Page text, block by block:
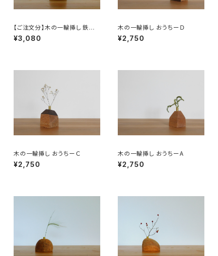
【ご注文分】木の一輪挿し 鉄媒
染
¥3,080
木の一輪挿し おうちーＤ
¥2,750
木の一輪挿し おうちーＣ
¥2,750
木の一輪挿し おうちーA
¥2,750